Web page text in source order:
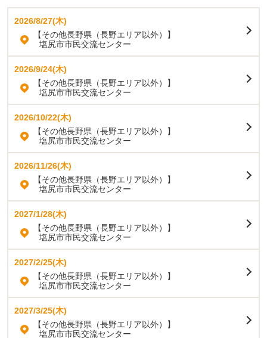
2026/8/27(木)
【その他長野県（長野エリア以外）】
塩尻市市民交流センター
2026/9/24(木)
【その他長野県（長野エリア以外）】
塩尻市市民交流センター
2026/10/22(木)
【その他長野県（長野エリア以外）】
塩尻市市民交流センター
2026/11/26(木)
【その他長野県（長野エリア以外）】
塩尻市市民交流センター
2027/1/28(木)
【その他長野県（長野エリア以外）】
塩尻市市民交流センター
2027/2/25(木)
【その他長野県（長野エリア以外）】
塩尻市市民交流センター
2027/3/25(木)
【その他長野県（長野エリア以外）】
塩尻市市民交流センター